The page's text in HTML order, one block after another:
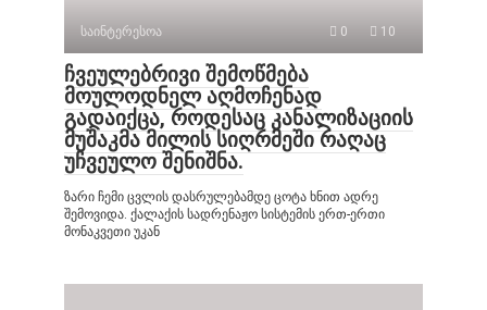
საინტერესოა 0 10
ჩვეულებრივი შემოწმება
მოულოდნელ აღმოჩენად
გადაიქცა, როდესაც კანალიზაციის
მუშაკმა მილის სიღრმეში რაღაც
უჩვეულო შენიშნა.
ზარი ჩემი ცვლის დასრულებამდე ცოტა ხნით ადრე
შემოვიდა. ქალაქის სადრენაჟო სისტემის ერთ-ერთი
მონაკვეთი უკან